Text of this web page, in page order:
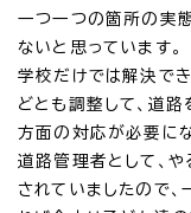
一つ一つの箇所の実
ないと思っています。
学校だけでは解決で
どとも調整して、道
方面の対応が必要に
道路管理者として、や
されていましたので